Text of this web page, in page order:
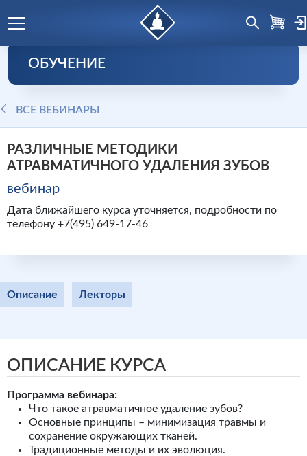
ОБУЧЕНИЕ
ВСЕ ВЕБИНАРЫ
РАЗЛИЧНЫЕ МЕТОДИКИ
АТРАВМАТИЧНОГО УДАЛЕНИЯ ЗУБОВ
вебинар
Дата ближайшего курса уточняется, подробности по
телефону +7(495) 649-17-46
Описание Лекторы
ОПИСАНИЕ КУРСА
Программа вебинара:
Что такое атравматичное удаление зубов?
Основные принципы – минимизация травмы и
сохранение окружающих тканей.
Традиционные методы и их эволюция.